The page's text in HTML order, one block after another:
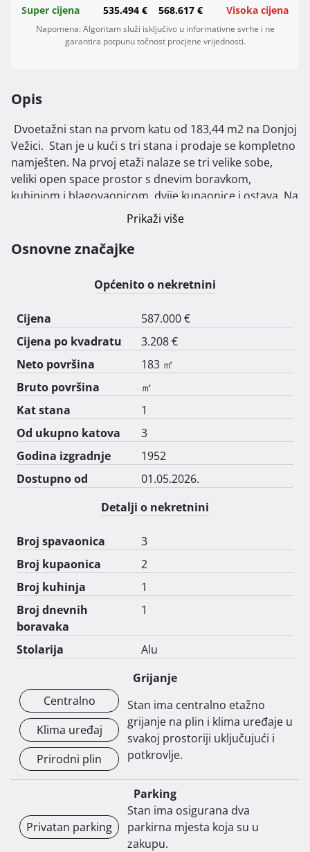
Super cijena 535.494 € 568.617 € Visoka cijena
Napomena: Algoritam služi isključivo u informativne svrhe i ne
garantira potpunu točnost procjene vrijednosti.
Opis
Vežici.  Stan je u kući s tri stana i prodaje se kompletno
namješten. Na prvoj etaži nalaze se tri velike sobe,
veliki open space prostor s dnevim boravkom,
kuhinjom i blagovaonicom, dvije kupaonice i ostava. Na
drugoj etaži (potkrovlje) nalazi se radna soba,
Dnevni boravak i jedna dječja soba imaju izlaz na južni
balkon, dok druga dječja soba ima izlaz na zapadni
balkon. Master soba je orijentirana na istok te ima
svoju walk in garderobu i kupaonicu s tuš kabinom.
Stan ima centralno etažno grijanje na plin i klima
uređaje u svakoj prostoriji uključujući i potkrovlje. Kuća
je izgrađena 1952. godine, a stan i krov su kompletno
renovirani 2015., a nova fasada napravljena je 2016.
godine. Energetski certifikat je A/A+. Stan ima
osigurana dva parkirna mjesta koja su u zakupu.
Prodaju ga privatni vlasnici, bez uključenih agencija.
091 509 8853
091 766 4120
Prikaži više
Osnovne značajke
Općenito o nekretnini
Cijena
587.000 €
Cijena po kvadratu
3.208 €
Neto površina
183 ㎡
Bruto površina
㎡
Kat stana
1
Od ukupno katova
3
Godina izgradnje
1952
Dostupno od
01.05.2026.
Detalji o nekretnini
Broj spavaonica
3
Broj kupaonica
2
Broj kuhinja
1
Broj dnevnih
boravaka
1
Stolarija
Alu
Grijanje
Centralno
Klima uređaj
Prirodni plin
Stan ima centralno etažno
grijanje na plin i klima uređaje u
svakoj prostoriji uključujući i
potkrovlje.
Parking
Privatan parking
Stan ima osigurana dva
parkirna mjesta koja su u
zakupu.